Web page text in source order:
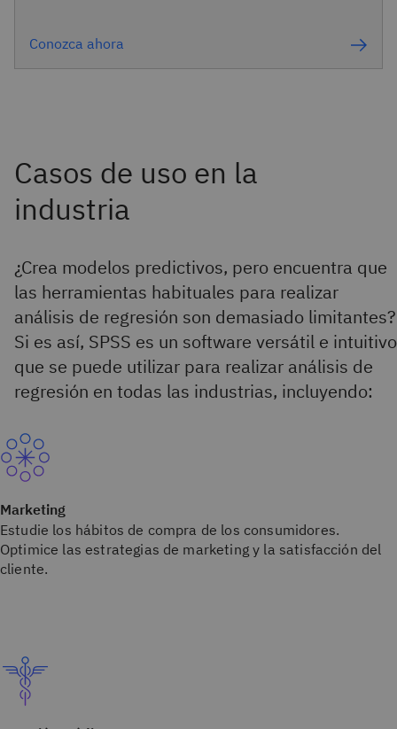
Conozca ahora
¿Crea modelos predictivos, pero encuentra que
las herramientas habituales para realizar
análisis de regresión son demasiado limitantes?
Si es así, SPSS es un software versátil e intuitivo
que se puede utilizar para realizar análisis de
regresión en todas las industrias, incluyendo:
Marketing
Estudie los hábitos de compra de los consumidores.
Optimice las estrategias de marketing y la satisfacción del
cliente.